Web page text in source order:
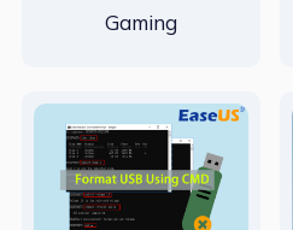
Gaming